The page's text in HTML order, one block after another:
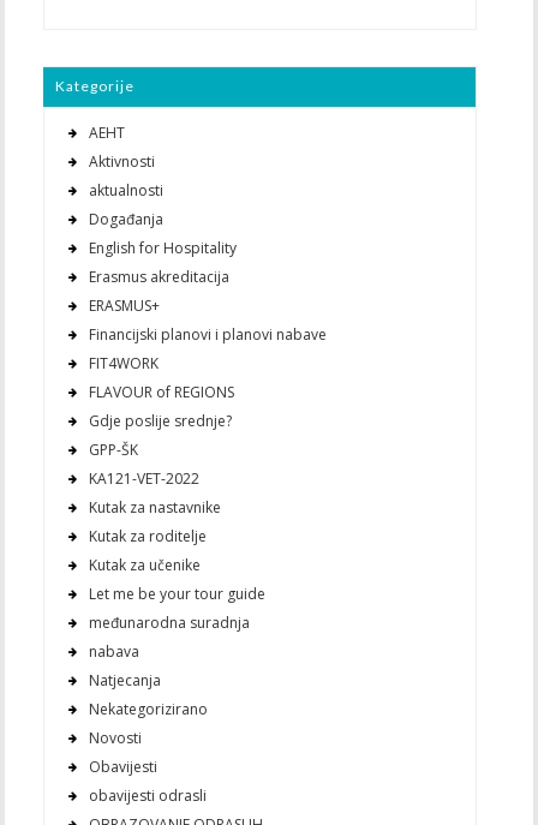
Kategorije
AEHT
Aktivnosti
aktualnosti
Događanja
English for Hospitality
Erasmus akreditacija
ERASMUS+
Financijski planovi i planovi nabave
FIT4WORK
FLAVOUR of REGIONS
Gdje poslije srednje?
GPP-ŠK
KA121-VET-2022
Kutak za nastavnike
Kutak za roditelje
Kutak za učenike
Let me be your tour guide
međunarodna suradnja
nabava
Natjecanja
Nekategorizirano
Novosti
Obavijesti
obavijesti odrasli